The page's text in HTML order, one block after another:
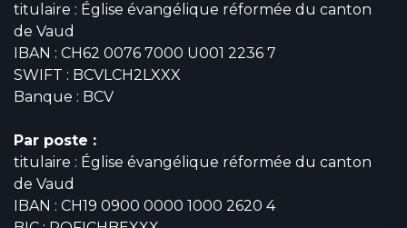
titulaire : Église évangélique réformée du canton
de Vaud
IBAN : CH62 0076 7000 U001 2236 7
SWIFT : BCVLCH2LXXX
Banque : BCV
Par poste :
titulaire : Église évangélique réformée du canton
de Vaud
IBAN : CH19 0900 0000 1000 2620 4